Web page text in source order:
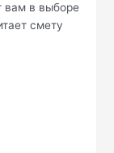
вам в выборе
смету